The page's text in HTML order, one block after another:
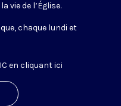
vie de l’Église.
chaque lundi et
en cliquant ici